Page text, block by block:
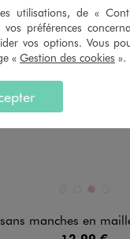
en 4 colorisMARRON
ROSE
manches en
utilisations, de «
vos préférences
vos options. Vous
« Gestion des cookies ».